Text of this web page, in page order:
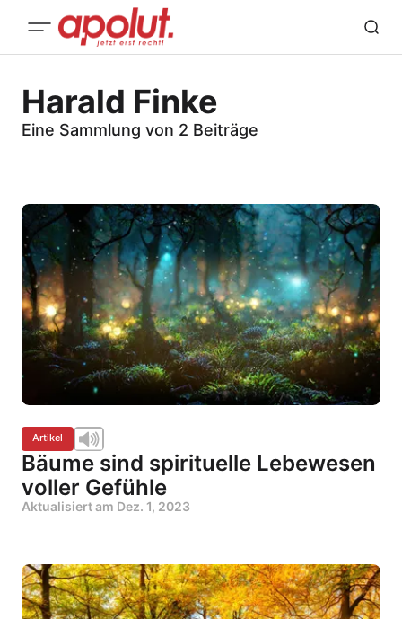
Harald Finke
Eine Sammlung von 2 Beiträge
Artikel
Bäume sind spirituelle Lebewesen
voller Gefühle
Aktualisiert am Dez. 1, 2023